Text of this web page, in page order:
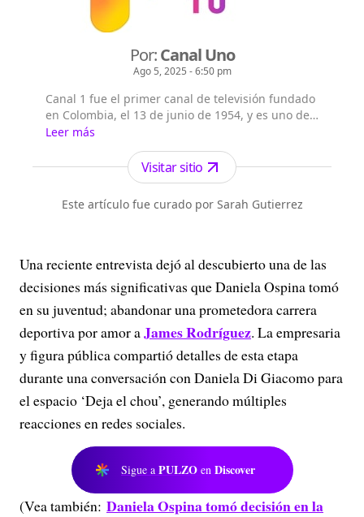
Por:Canal Uno
Ago 5, 2025 - 6:50 pm
Canal 1 fue el primer canal de televisión fundado
en Colombia, el 13 de junio de 1954, y es uno de
los tres canales de televisión abierta que llega de
forma gratuita a todo el territorio nacional.n
Leer más
Visitar sitio
Este artículo fue curado por Sarah Gutierrez
Una reciente entrevista dejó al descubierto una de las
decisiones más significativas que Daniela Ospina tomó
en su juventud; abandonar una prometedora carrera
deportiva por amor aJames Rodríguez. La empresaria
y figura pública compartió detalles de esta etapa
durante una conversación con Daniela Di Giacomo para
el espacio ‘Deja el chou’, generando múltiples
reacciones en redes sociales.
Sigue a PULZO en Discover
(Vea también: Daniela Ospina tomó decisión en la